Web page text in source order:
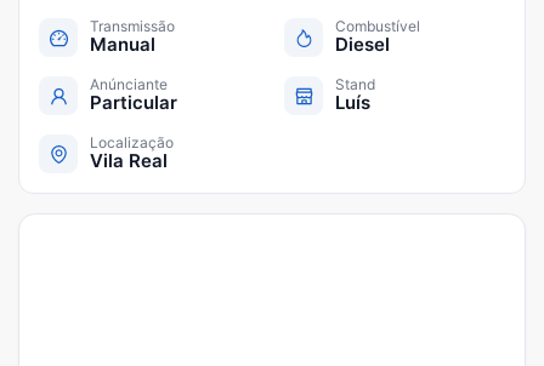
Transmissão
Manual
Combustível
Diesel
Anúnciante
Particular
Stand
Luís
Localização
Vila Real